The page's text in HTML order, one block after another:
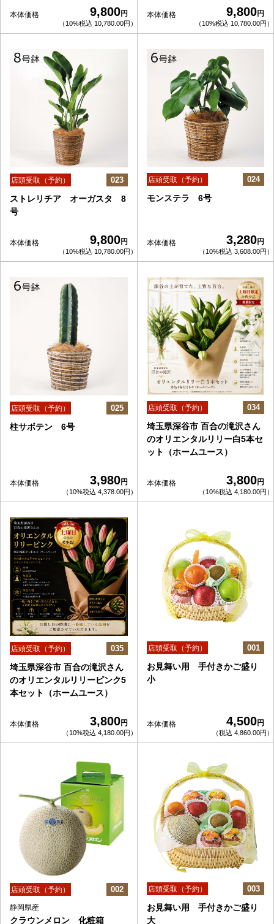
本体価格 9,800円
（10%税込 10,780.00円）
本体価格 9,800円
（10%税込 10,780.00円）
店頭受取（予約） 023
ストレリチア オーガスタ 8
号
本体価格 9,800円
（10%税込 10,780.00円）
店頭受取（予約） 024
モンステラ 6号
本体価格 3,280円
（10%税込 3,608.00円）
店頭受取（予約） 025
柱サボテン 6号
本体価格 3,980円
（10%税込 4,378.00円）
店頭受取（予約） 034
埼玉県深谷市 百合の滝沢さん
のオリエンタルリリー白5本セ
ット（ホームユース）
本体価格 3,800円
（10%税込 4,180.00円）
店頭受取（予約） 035
埼玉県深谷市 百合の滝沢さん
のオリエンタルリリーピンク5
本セット（ホームユース）
本体価格 3,800円
（10%税込 4,180.00円）
店頭受取（予約） 001
お見舞い用 手付きかご盛り
小
本体価格 4,500円
（税込 4,860.00円）
店頭受取（予約） 002
静岡県産
クラウンメロン 化粧箱
店頭受取（予約） 003
お見舞い用 手付きかご盛り
大